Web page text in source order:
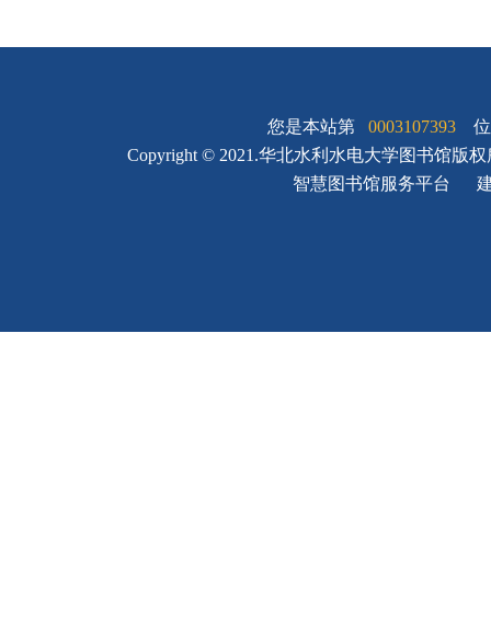
您是本站第 0003107393
Copyright © 2021.华北水利水电大学图书馆版权
智慧图书馆服务平台